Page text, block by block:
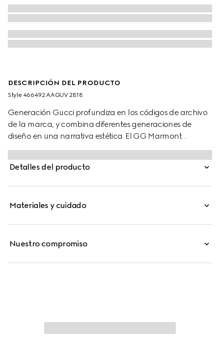
DESCRIPCIÓN DEL PRODUCTO
Style ‎466492 AAGUV 2818
Generación Gucci profundiza en los códigos de archivo
de la marca, y combina diferentes generaciones de
diseño en una narrativa estética. El GG Marmont
introduce siluetas versátiles en una paleta suntuosa,
como esta cartera pequeña, completa con el accesorio
Doble G en un acabado de tono dorados.
Detalles del producto
Materiales y cuidado
Nuestro compromiso